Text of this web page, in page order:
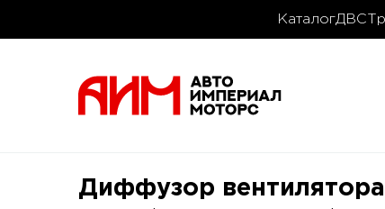
КаталогДВС
Диффузор